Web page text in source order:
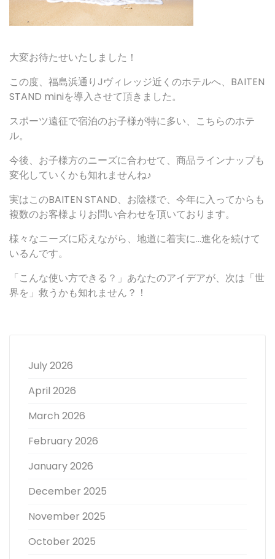
大変お待たせいたしました！
この度、福島浜通りJヴィレッジ近くのホテルへ、BAITEN
STAND miniを導入させて頂きました。
スポーツ遠征で宿泊のお子様が特に多い、こちらのホテ
ル。
今後、お子様方のニーズに合わせて、商品ラインナップも
変化していくかも知れませんね♪
実はこのBAITEN STAND、お陰様で、今年に入ってからも
複数のお客様よりお問い合わせを頂いております。
様々なニーズに応えながら、地道に着実に…進化を続けて
いるんです。
「こんな使い方できる？」あなたのアイデアが、次は「世
界を」救うかも知れません？！
July 2026
April 2026
March 2026
February 2026
January 2026
December 2025
November 2025
October 2025